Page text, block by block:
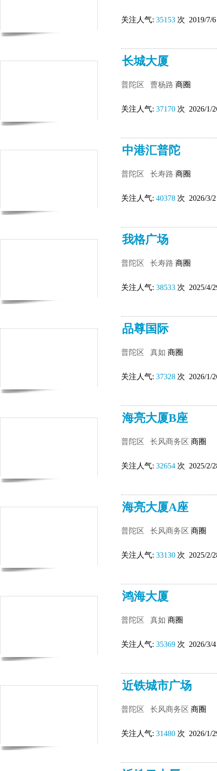
关注人气: 35153 次 2019/7/6
长城大厦
普陀区 曹杨路 商圈
关注人气: 37170 次 2026/1/
中港汇普陀
普陀区 长寿路 商圈
关注人气: 40378 次 2026/3/2
我格广场
普陀区 长寿路 商圈
关注人气: 38533 次 2025/4/
品尊国际
普陀区 真如 商圈
关注人气: 37328 次 2026/1/
海亮大厦B座
普陀区 长风商务区 商圈
关注人气: 32654 次 2025/2/
海亮大厦A座
普陀区 长风商务区 商圈
关注人气: 33130 次 2025/2/
鸿海大厦
普陀区 真如 商圈
关注人气: 35369 次 2026/3/4
近铁城市广场
普陀区 长风商务区 商圈
关注人气: 31480 次 2026/1/